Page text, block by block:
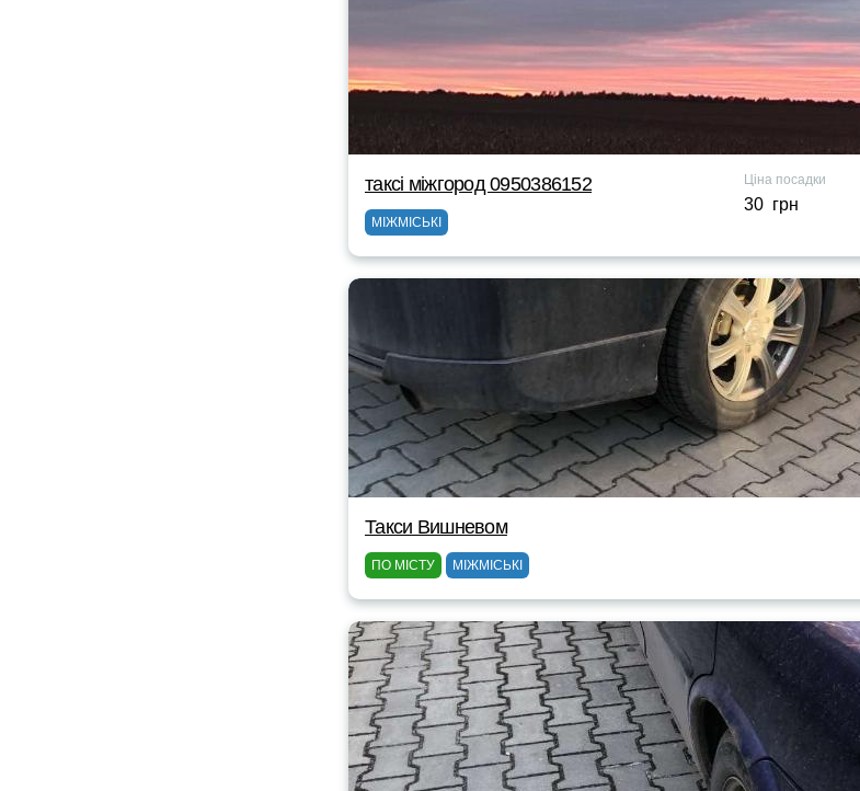
таксі міжгород 0950386152
МІЖМІСЬКІ
Ціна посадки
30 грн
Такси Вишневом
ПО МІСТУ МІЖМІСЬКІ